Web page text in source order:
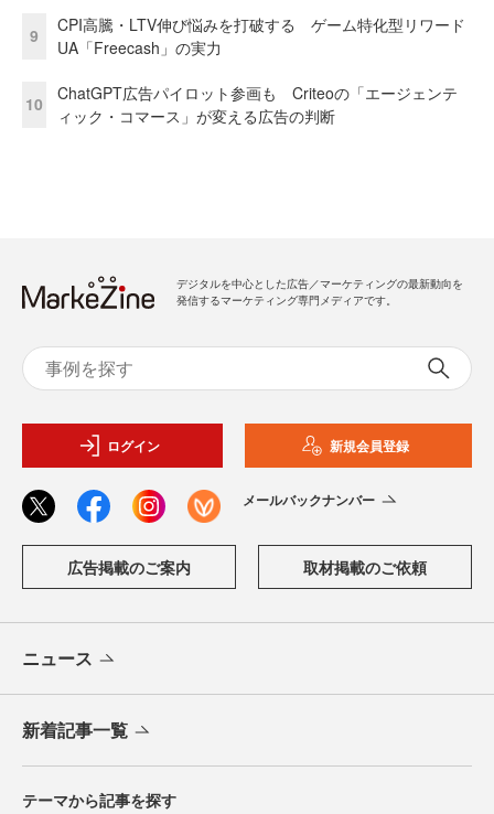
9
CPI高騰・LTV伸び悩みを打破する ゲーム特化型リワード
UA「Freecash」の実力
10
ChatGPT広告パイロット参画も Criteoの「エージェンテ
ィック・コマース」が変える広告の判断
デジタルを中心とした広告／マーケティングの最新動向を
発信するマーケティング専門メディアです。
ログイン 新規会員登録
メールバックナンバー
広告掲載のご案内 取材掲載のご依頼
ニュース
新着記事一覧
テーマから記事を探す